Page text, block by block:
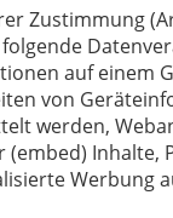
Zustimmung
auf einem
von
werden,
(embed) Inhalte,
Werbung
bewahren,
Ihre
-
Meine